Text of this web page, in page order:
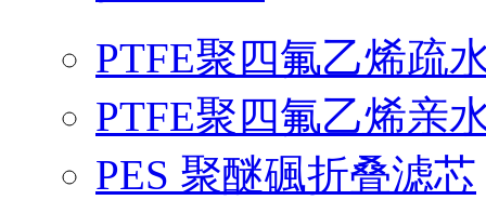
PTFE聚四氟乙烯疏
PTFE聚四氟乙烯亲
PES 聚醚碸折叠滤芯